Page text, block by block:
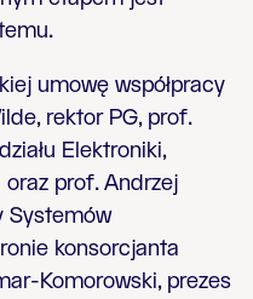
umowę współpracy
rektor PG, prof.
Elektroniki,
prof. Andrzej
Systemów
konsorcjanta
Komorowski, prezes